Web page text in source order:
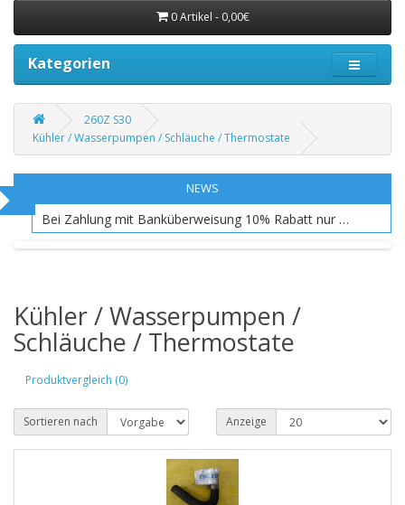
0 Artikel - 0,00€
Kategorien
260Z S30
Kühler / Wasserpumpen / Schläuche / Thermostate
NEWS
Bei Zahlung mit Banküberweisung 10% Rabatt nur EU Raum
Kühler / Wasserpumpen /
Schläuche / Thermostate
Produktvergleich (0)
Sortieren nach Anzeige